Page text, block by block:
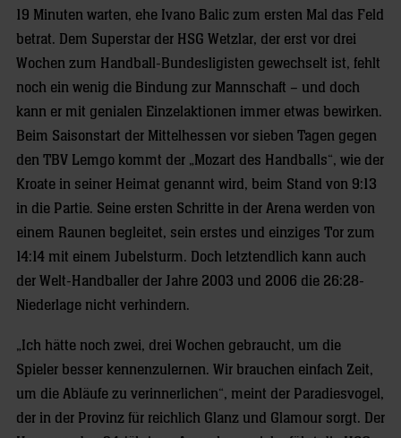
19 Minuten warten, ehe Ivano Balic zum ersten Mal das Feld
betrat. Dem Superstar der HSG Wetzlar, der erst vor drei
Wochen zum Handball-Bundesligisten gewechselt ist, fehlt
noch ein wenig die Bindung zur Mannschaft – und doch
kann er mit genialen Einzelaktionen immer etwas bewirken.
Beim Saisonstart der Mittelhessen vor sieben Tagen gegen
den TBV Lemgo kommt der „Mozart des Handballs“, wie der
Kroate in seiner Heimat genannt wird, beim Stand von 9:13
in die Partie. Seine ersten Schritte in der Arena werden von
einem Raunen begleitet, sein erstes und einziges Tor zum
14:14 mit einem Jubelsturm. Doch letztendlich kann auch
der Welt-Handballer der Jahre 2003 und 2006 die 26:28-
Niederlage nicht verhindern.
„Ich hätte noch zwei, drei Wochen gebraucht, um die
Spieler besser kennenzulernen. Wir brauchen einfach Zeit,
um die Abläufe zu verinnerlichen“, meint der Paradiesvogel,
der in der Provinz für reichlich Glanz und Glamour sorgt. Der